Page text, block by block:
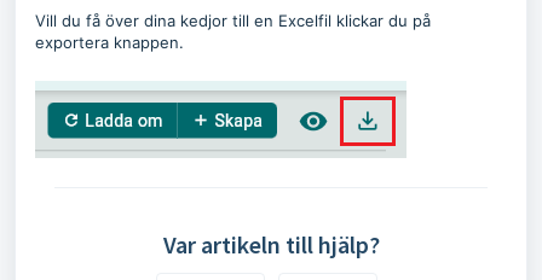
Vill du få över dina kedjor till en Excelfil klickar du på
exportera knappen.
Var artikeln till hjälp?